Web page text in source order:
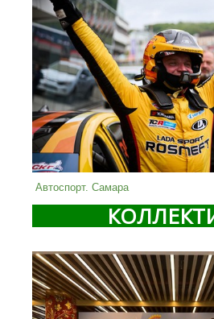
Автоспорт. Самара